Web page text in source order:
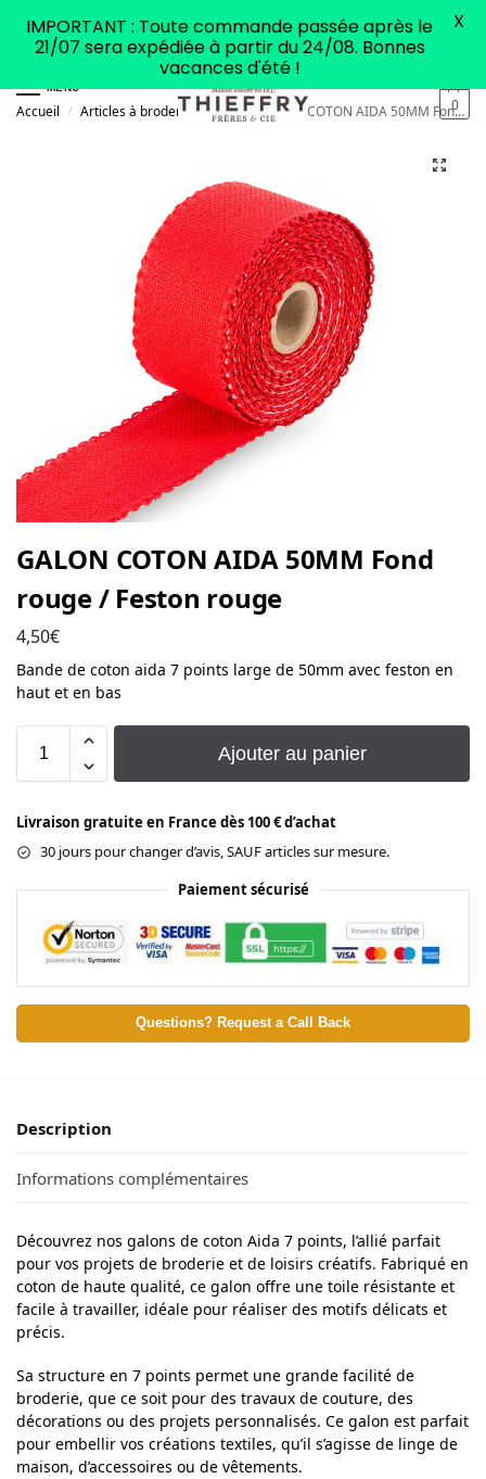
MENU
0
Accueil / Articles à broder Galon / GALON COTON AIDA 50MM Fond rouge / Feston rouge
GALON COTON AIDA 50MM Fond
rouge / Feston rouge
4,50€
Bande de coton aida 7 points large de 50mm avec feston en
haut et en bas
Ajouter au panier
Livraison gratuite en France dès 100 € d’achat
30 jours pour changer d’avis, SAUF articles sur mesure.
Paiement sécurisé
Questions? Request a Call Back
Description
Informations complémentaires
Découvrez nos galons de coton Aida 7 points, l’allié parfait
pour vos projets de broderie et de loisirs créatifs. Fabriqué en
coton de haute qualité, ce galon offre une toile résistante et
facile à travailler, idéale pour réaliser des motifs délicats et
précis.
Sa structure en 7 points permet une grande facilité de
broderie, que ce soit pour des travaux de couture, des
décorations ou des projets personnalisés. Ce galon est parfait
pour embellir vos créations textiles, qu’il s’agisse de linge de
maison, d’accessoires ou de vêtements.
IMPORTANT : Toute commande passée après le
21/07 sera expédiée à partir du 24/08. Bonnes
vacances d'été !
X